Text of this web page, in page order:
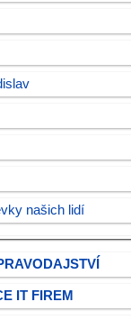
našich lidí
IT FIREM